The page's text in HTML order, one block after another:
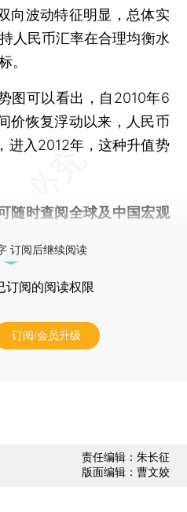
向波动特征明显，总体实
人民币汇率在合理均衡水
。
可以看出，自2010年6
价恢复浮动以来，人民币
进入2012年，这种升值势
随时查阅全球及中国宏观
订阅后继续阅读
订阅的阅读权限
订阅/会员升级
责任编辑：朱长征
版面编辑：曹文姣